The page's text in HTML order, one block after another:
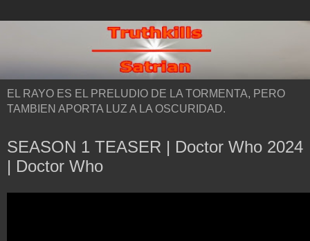
EL RAYO ES EL PRELUDIO DE LA TORMENTA, PERO
TAMBIEN APORTA LUZ A LA OSCURIDAD.
SEASON 1 TEASER | Doctor Who 2024
| Doctor Who